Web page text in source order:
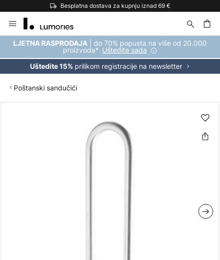
Besplatna dostava za kupnju iznad 69 €
to
Content
LJETNA RASPRODAJA | do 70% popusta na više od 20.000
proizvoda* Uštedite sada
Uštedite 15% prilikom registracije na newsletter
Poštanski sandučići